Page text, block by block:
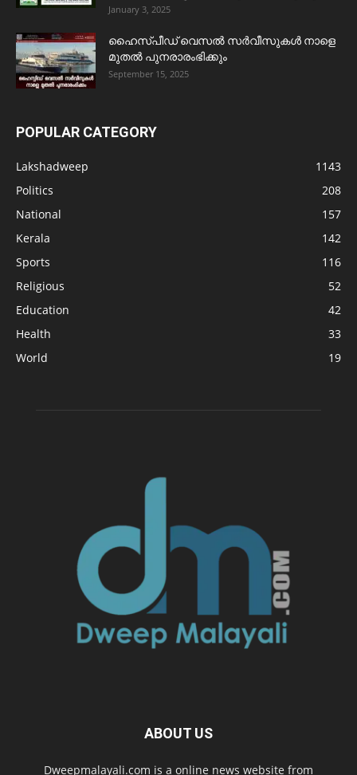
January 3, 2025
ഹൈസ്പീഡ് വെസൽ സർവീസുകൾ നാളെ
മുതൽ പുനരാരംഭിക്കും
September 15, 2025
POPULAR CATEGORY
Lakshadweep
1143
Politics
208
National
157
Kerala
142
Sports
116
Religious
52
Education
42
Health
33
World
19
ABOUT US
Dweepmalayali.com is a online news website from